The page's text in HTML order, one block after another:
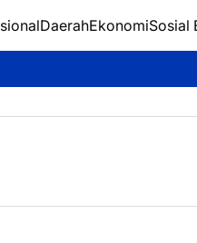
DaerahEkonomiSosial